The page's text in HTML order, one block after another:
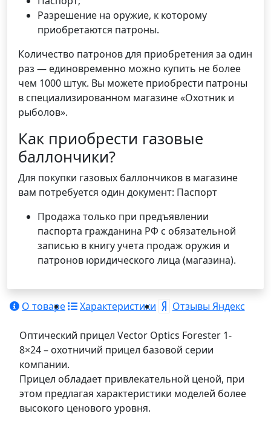
Разрешение на оружие, к которому
приобретаются патроны.
Количество патронов для приобретения за один
раз — единовременно можно купить не более
чем 1000 штук. Вы можете приобрести патроны
в специализированном магазине «Охотник и
рыболов».
Как приобрести газовые
баллончики?
Для покупки газовых баллончиков в магазине
вам потребуется один документ: Паспорт
Продажа только при предъявлении
паспорта гражданина РФ с обязательной
записью в книгу учета продаж оружия и
патронов юридического лица (магазина).
О товаре Характеристики Отзывы Яндекс
Оптический прицел Vector Optics Forester 1-
8×24 – охотничий прицел базовой серии
компании.
Прицел обладает привлекательной ценой, при
этом предлагая характеристики моделей более
высокого ценового уровня.